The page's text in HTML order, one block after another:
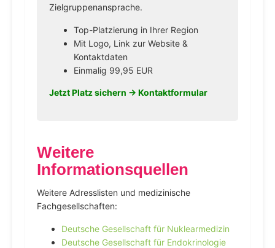
Zielgruppenansprache.
Top-Platzierung in Ihrer Region
Mit Logo, Link zur Website &
Kontaktdaten
Einmalig 99,95 EUR
Jetzt Platz sichern → Kontaktformular
Weitere
Informationsquellen
Weitere Adresslisten und medizinische
Fachgesellschaften:
Deutsche Gesellschaft für Nuklearmedizin
Deutsche Gesellschaft für Endokrinologie